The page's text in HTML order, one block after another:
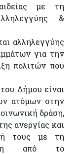
με τη
&
αλληλεγγύης
για την
πολιτών που
Δήμου είναι
ατόμων στην
δράση,
ανεργίας και
τους με τη
από το